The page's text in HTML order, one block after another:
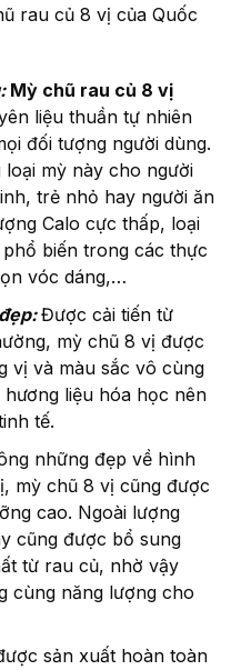
rau củ 8 vị của Quốc
Mỳ chũ rau củ 8 vị
liệu thuần tự nhiên
đối tượng người dùng.
loại mỳ này cho người
trẻ nhỏ hay người ăn
Calo cực thấp, loại
biến trong các thực
vóc dáng,…
Được cải tiến từ
mỳ chũ 8 vị được
vị và màu sắc vô cùng
liệu hóa học nên
tế.
những đẹp về hình
mỳ chũ 8 vị cũng được
cao. Ngoài lượng
cũng được bổ sung
từ rau củ, nhờ vậy
cùng năng lượng cho
sản xuất hoàn toàn